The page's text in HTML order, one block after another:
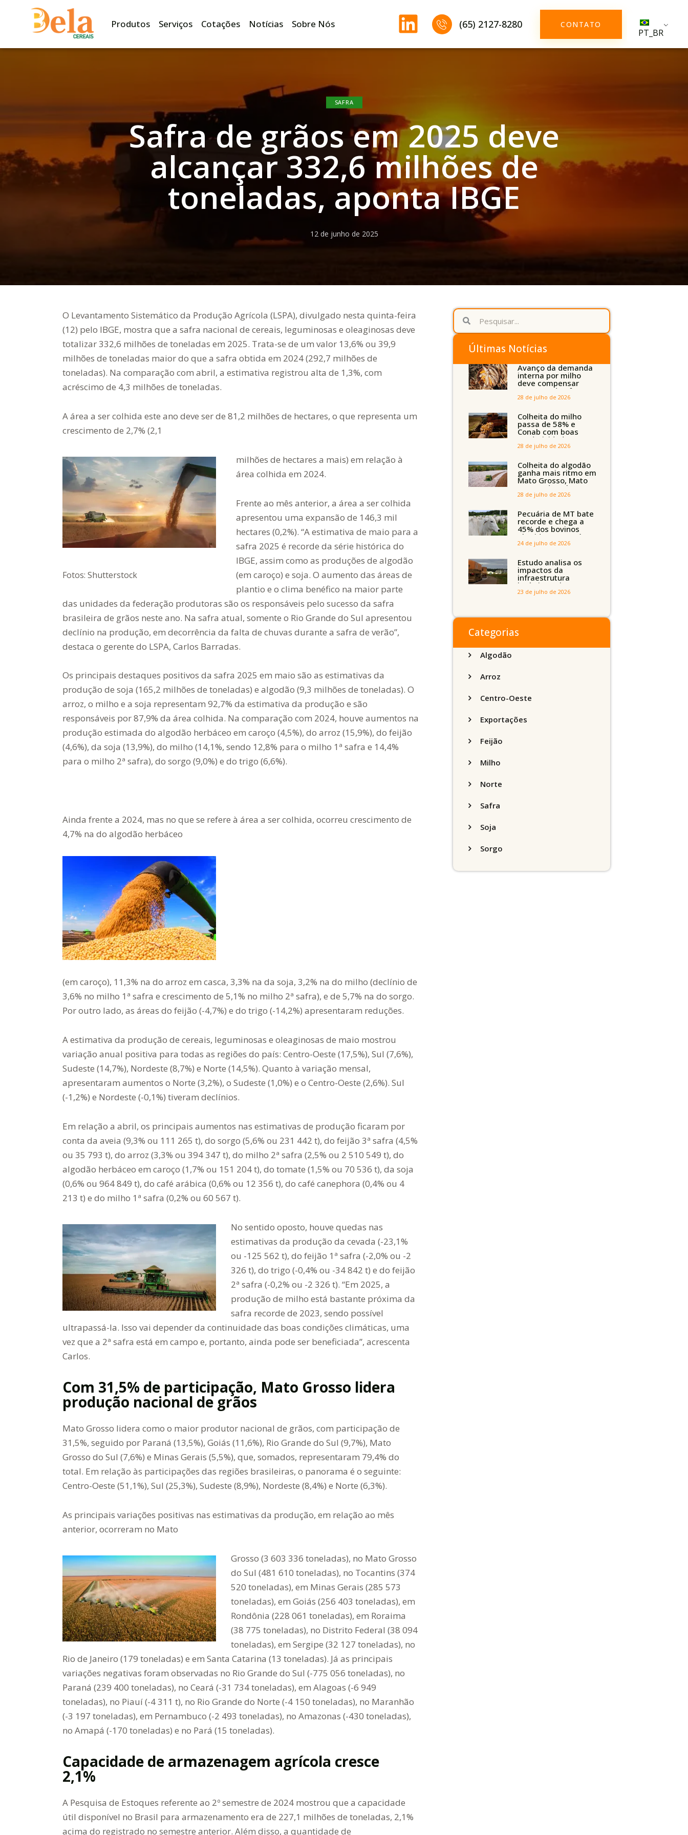
Produtos Serviços Cotações Notícias Sobre Nós (65) 2127-8280 CONTATO
PT_BR
SAFRA
Safra de grãos em 2025 deve
alcançar 332,6 milhões de
toneladas, aponta IBGE
12 de junho de 2025
O Levantamento Sistemático da Produção Agrícola (LSPA), divulgado nesta quinta-feira
(12) pelo IBGE, mostra que a safra nacional de cereais, leguminosas e oleaginosas deve
totalizar 332,6 milhões de toneladas em 2025. Trata-se de um valor 13,6% ou 39,9
milhões de toneladas maior do que a safra obtida em 2024 (292,7 milhões de
toneladas). Na comparação com abril, a estimativa registrou alta de 1,3%, com
acréscimo de 4,3 milhões de toneladas.
A área a ser colhida este ano deve ser de 81,2 milhões de hectares, o que representa um
crescimento de 2,7% (2,1
Fotos: Shutterstock
milhões de hectares a mais) em relação à
área colhida em 2024.
Frente ao mês anterior, a área a ser colhida
apresentou uma expansão de 146,3 mil
hectares (0,2%). “A estimativa de maio para a
safra 2025 é recorde da série histórica do
IBGE, assim como as produções de algodão
(em caroço) e soja. O aumento das áreas de
plantio e o clima benéfico na maior parte
das unidades da federação produtoras são os responsáveis pelo sucesso da safra
brasileira de grãos neste ano. Na safra atual, somente o Rio Grande do Sul apresentou
declínio na produção, em decorrência da falta de chuvas durante a safra de verão”,
destaca o gerente do LSPA, Carlos Barradas.
Os principais destaques positivos da safra 2025 em maio são as estimativas da
produção de soja (165,2 milhões de toneladas) e algodão (9,3 milhões de toneladas). O
arroz, o milho e a soja representam 92,7% da estimativa da produção e são
responsáveis por 87,9% da área colhida. Na comparação com 2024, houve aumentos na
produção estimada do algodão herbáceo em caroço (4,5%), do arroz (15,9%), do feijão
(4,6%), da soja (13,9%), do milho (14,1%, sendo 12,8% para o milho 1ª safra e 14,4%
para o milho 2ª safra), do sorgo (9,0%) e do trigo (6,6%).
Ainda frente a 2024, mas no que se refere à área a ser colhida, ocorreu crescimento de
4,7% na do algodão herbáceo
(em caroço), 11,3% na do arroz em casca, 3,3% na da soja, 3,2% na do milho (declínio de
3,6% no milho 1ª safra e crescimento de 5,1% no milho 2ª safra), e de 5,7% na do sorgo.
Por outro lado, as áreas do feijão (-4,7%) e do trigo (-14,2%) apresentaram reduções.
A estimativa da produção de cereais, leguminosas e oleaginosas de maio mostrou
variação anual positiva para todas as regiões do país: Centro-Oeste (17,5%), Sul (7,6%),
Sudeste (14,7%), Nordeste (8,7%) e Norte (14,5%). Quanto à variação mensal,
apresentaram aumentos o Norte (3,2%), o Sudeste (1,0%) e o Centro-Oeste (2,6%). Sul
(-1,2%) e Nordeste (-0,1%) tiveram declínios.
Em relação a abril, os principais aumentos nas estimativas de produção ficaram por
conta da aveia (9,3% ou 111 265 t), do sorgo (5,6% ou 231 442 t), do feijão 3ª safra (4,5%
ou 35 793 t), do arroz (3,3% ou 394 347 t), do milho 2ª safra (2,5% ou 2 510 549 t), do
algodão herbáceo em caroço (1,7% ou 151 204 t), do tomate (1,5% ou 70 536 t), da soja
(0,6% ou 964 849 t), do café arábica (0,6% ou 12 356 t), do café canephora (0,4% ou 4
213 t) e do milho 1ª safra (0,2% ou 60 567 t).
No sentido oposto, houve quedas nas
estimativas da produção da cevada (-23,1%
ou -125 562 t), do feijão 1ª safra (-2,0% ou -2
326 t), do trigo (-0,4% ou -34 842 t) e do feijão
2ª safra (-0,2% ou -2 326 t). “Em 2025, a
produção de milho está bastante próxima da
safra recorde de 2023, sendo possível
ultrapassá-la. Isso vai depender da continuidade das boas condições climáticas, uma
vez que a 2ª safra está em campo e, portanto, ainda pode ser beneficiada”, acrescenta
Carlos.
Com 31,5% de participação, Mato Grosso lidera
produção nacional de grãos
Mato Grosso lidera como o maior produtor nacional de grãos, com participação de
31,5%, seguido por Paraná (13,5%), Goiás (11,6%), Rio Grande do Sul (9,7%), Mato
Grosso do Sul (7,6%) e Minas Gerais (5,5%), que, somados, representaram 79,4% do
total. Em relação às participações das regiões brasileiras, o panorama é o seguinte:
Centro-Oeste (51,1%), Sul (25,3%), Sudeste (8,9%), Nordeste (8,4%) e Norte (6,3%).
As principais variações positivas nas estimativas da produção, em relação ao mês
anterior, ocorreram no Mato
Grosso (3 603 336 toneladas), no Mato Grosso
do Sul (481 610 toneladas), no Tocantins (374
520 toneladas), em Minas Gerais (285 573
toneladas), em Goiás (256 403 toneladas), em
Rondônia (228 061 toneladas), em Roraima
(38 775 toneladas), no Distrito Federal (38 094
toneladas), em Sergipe (32 127 toneladas), no
Rio de Janeiro (179 toneladas) e em Santa Catarina (13 toneladas). Já as principais
variações negativas foram observadas no Rio Grande do Sul (-775 056 toneladas), no
Paraná (239 400 toneladas), no Ceará (-31 734 toneladas), em Alagoas (-6 949
toneladas), no Piauí (-4 311 t), no Rio Grande do Norte (-4 150 toneladas), no Maranhão
(-3 197 toneladas), em Pernambuco (-2 493 toneladas), no Amazonas (-430 toneladas),
no Amapá (-170 toneladas) e no Pará (15 toneladas).
Capacidade de armazenagem agrícola cresce
2,1%
A Pesquisa de Estoques referente ao 2º semestre de 2024 mostrou que a capacidade
útil disponível no Brasil para armazenamento era de 227,1 milhões de toneladas, 2,1%
acima do registrado no semestre anterior. Além disso, a quantidade de
Últimas Notícias
Avanço da demanda
interna por milho
deve compensar
aumento da oferta
com safra recorde
aponta Imea
28 de julho de 2026
Colheita do milho
passa de 58% e
Conab com boas
produtividades em
Mato Grosso, mas
Tocantins, Maranhão
e Piauí
28 de julho de 2026
Colheita do algodão
ganha mais ritmo em
Mato Grosso, Mato
Grosso do Sul e
Maranhão
28 de julho de 2026
Pecuária de MT bate
recorde e chega a
45% dos bovinos
abatidos com até 24
meses
24 de julho de 2026
Estudo analisa os
impactos da
infraestrutura
logística sobre a
produção agrícola de
23 de julho de 2026
Categorias
Algodão
Arroz
Centro-Oeste
Exportações
Feijão
Milho
Norte
Safra
Soja
Sorgo